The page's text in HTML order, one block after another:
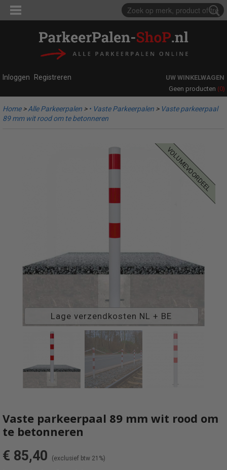
Inloggen Registreren
UW WINKELWAGEN
Geen producten (0)
Home>Alle Parkeerpalen > • Vaste Parkeerpalen > Vaste parkeerpaal
89 mm wit rood om te betonneren
Lage verzendkosten NL + BE
volumevoordeel
Vaste parkeerpaal 89 mm wit rood om
te betonneren
€ 85,40 (exclusief btw 21%)